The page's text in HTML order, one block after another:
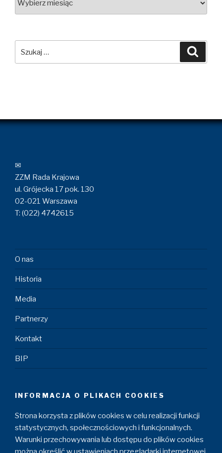
✉
ZZM Rada Krajowa
ul. Grójecka 17 pok. 130
02-021 Warszawa
T: (022) 4742615
O nas
Historia
Media
Partnerzy
Kontakt
BIP
INFORMACJA O PLIKACH COOKIES
Strona korzysta z plików cookies w celu realizacji funkcji
statystycznych, społecznościowych i funkcjonalnych.
Warunki przechowywania lub dostępu do plików cookies